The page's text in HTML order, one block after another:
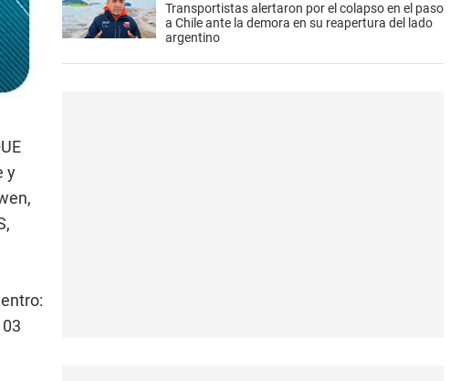
y
Transportistas alertaron por el colapso en el paso
a Chile ante la demora en su reapertura del lado
argentino